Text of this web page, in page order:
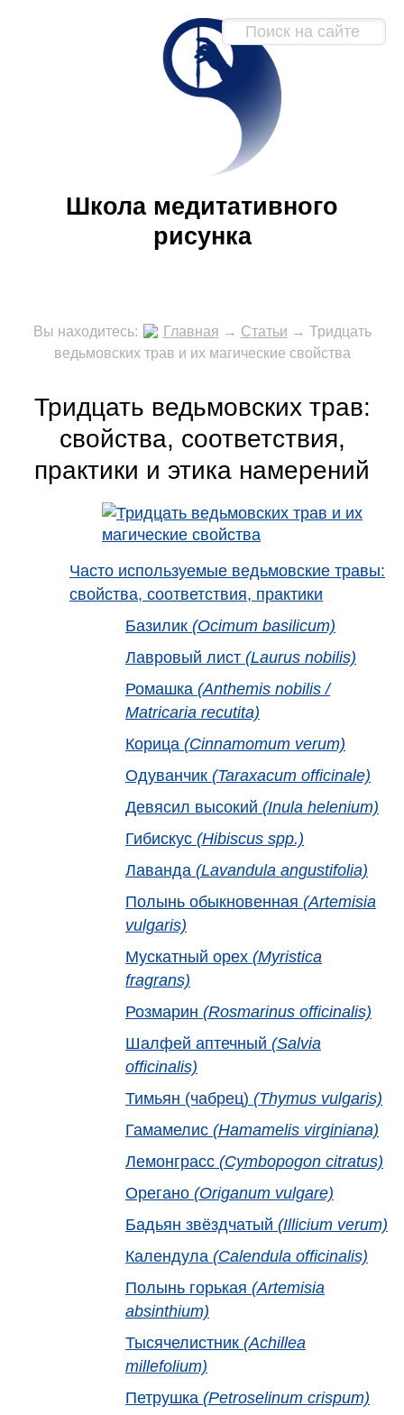
Школа медитативного
рисунка
Вы находитесь: Главная → Статьи → Тридцать
ведьмовских трав и их магические свойства
Тридцать ведьмовских трав:
свойства, соответствия,
практики и этика намерений
Часто используемые ведьмовские травы:
свойства, соответствия, практики
Базилик (Ocimum basilicum)
Лавровый лист (Laurus nobilis)
Ромашка (Anthemis nobilis /
Matricaria recutita)
Корица (Cinnamomum verum)
Одуванчик (Taraxacum officinale)
Девясил высокий (Inula helenium)
Гибискус (Hibiscus spp.)
Лаванда (Lavandula angustifolia)
Полынь обыкновенная (Artemisia
vulgaris)
Мускатный орех (Myristica
fragrans)
Розмарин (Rosmarinus officinalis)
Шалфей аптечный (Salvia
officinalis)
Тимьян (чабрец) (Thymus vulgaris)
Гамамелис (Hamamelis virginiana)
Лемонграсс (Cymbopogon citratus)
Орегано (Origanum vulgare)
Бадьян звёздчатый (Illicium verum)
Календула (Calendula officinalis)
Полынь горькая (Artemisia
absinthium)
Тысячелистник (Achillea
millefolium)
Петрушка (Petroselinum crispum)